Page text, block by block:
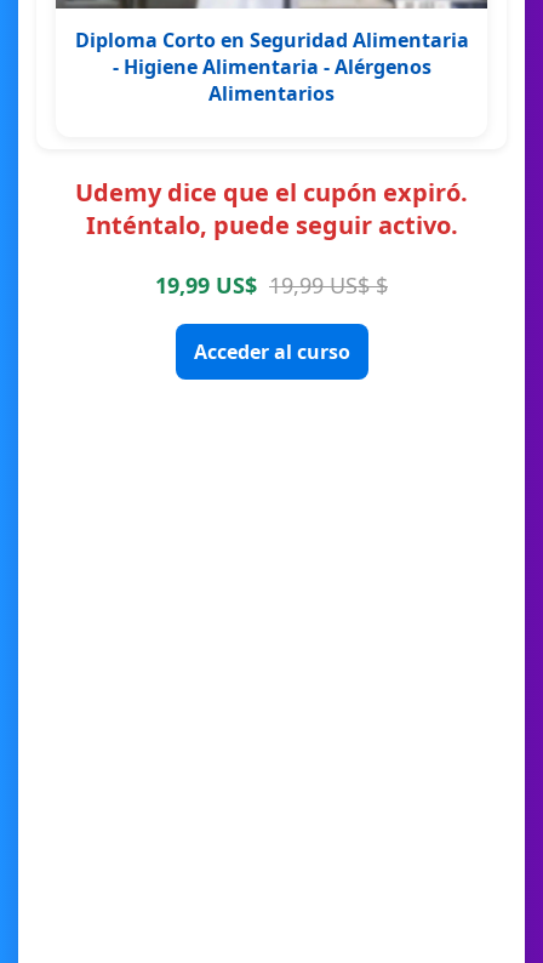
Diploma Corto en Seguridad Alimentaria
- Higiene Alimentaria - Alérgenos
Alimentarios
Udemy dice que el cupón expiró.
Inténtalo, puede seguir activo.
19,99 US$ 19,99 US$ $
Acceder al curso